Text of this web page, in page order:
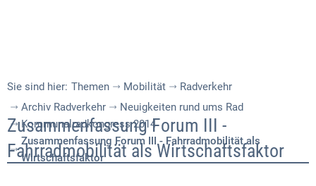
Sie sind hier: Themen Mobilität
Radverkehr
Archiv Radverkehr
Neuigkeiten rund ums Rad
Kommunalradkongress 2014
Zusammenfassung Forum III - Fahrradmobilität als
Wirtschaftsfaktor
Zusammenfassung
Forum
Zusammenfassung Forum III -
Fahrradmobilität als Wirtschaftsfaktor